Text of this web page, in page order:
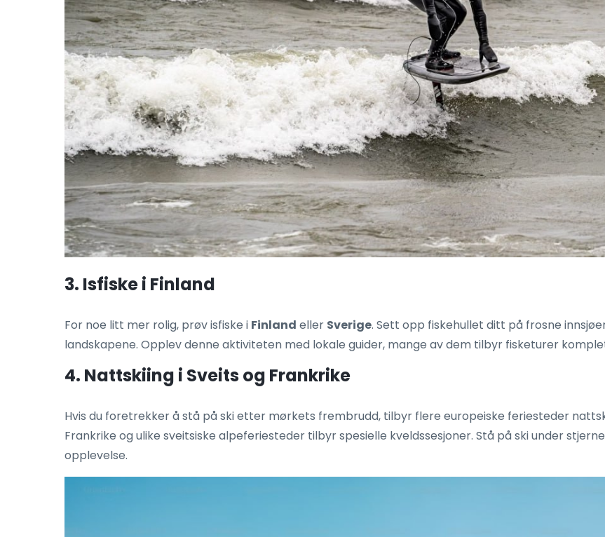
3. Isfiske i Finland
For noe litt mer rolig, prøv isfiske i Finland eller Sverige. Sett opp fiskehullet ditt på frosne
landskapene. Opplev denne aktiviteten med lokale guider, mange av dem tilbyr fisketurer
4. Nattskiing i Sveits og Frankrike
Hvis du foretrekker å stå på ski etter mørkets frembrudd, tilbyr flere europeiske feriesteder
Frankrike og ulike sveitsiske alpeferiesteder tilbyr spesielle kveldssesjoner. Stå på ski under
opplevelse.